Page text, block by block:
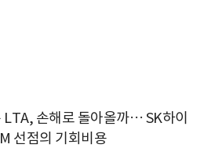
LTA, 손해로 돌아올까… SK하이
선점의 기회비용